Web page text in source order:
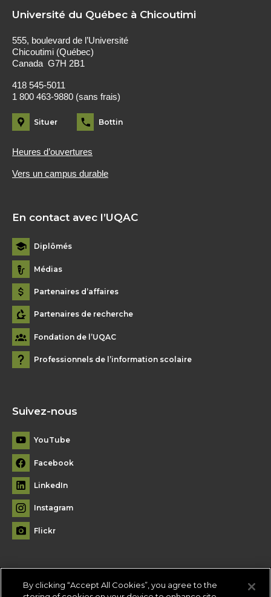
Université du Québec à Chicoutimi
555, boulevard de l’Université
Chicoutimi (Québec)
Canada G7H 2B1
418 545-5011
1 800 463-9880 (sans frais)
Situer Bottin
Heures d’ouvertures
Vers un campus durable
En contact avec l’UQAC
Diplômés
Médias
Partenaires d’affaires
Partenaires de recherche
Fondation de l’UQAC
Professionnels de l’information scolaire
Suivez-nous
YouTube
Facebook
LinkedIn
Instagram
Flickr
By clicking “Accept All Cookies”, you agree to the